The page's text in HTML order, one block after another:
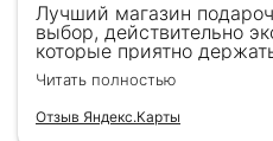
Лучший магазин
выбор, действительно
которые приятно
здесь уже второй раз
всегда всё безупречно
консультантами до
Однозначно рекомендую
Читать полностью
Отзыв Яндекс.Карты